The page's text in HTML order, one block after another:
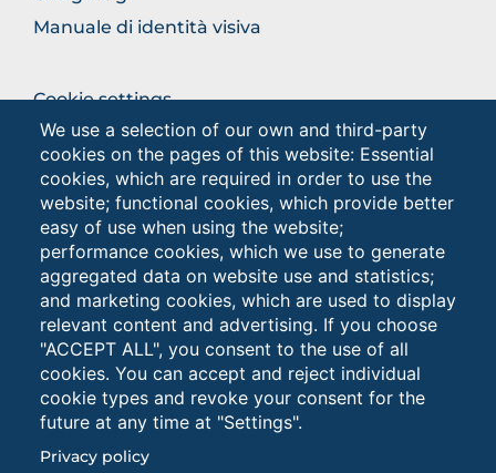
We use a selection of our own and third-party
cookies on the pages of this website: Essential
cookies, which are required in order to use the
website; functional cookies, which provide better
easy of use when using the website;
performance cookies, which we use to generate
aggregated data on website use and statistics;
and marketing cookies, which are used to display
relevant content and advertising. If you choose
"ACCEPT ALL", you consent to the use of all
cookies. You can accept and reject individual
cookie types and revoke your consent for the
future at any time at "Settings".
Privacy policy
Manuale di identità visiva
BROWSE
THE
SECTION
Cookie settings
Privacy - Studenti
Privacy
Browse
the
section
Università degli Studi di Foggia • Via A.Gramsci 89/91 •